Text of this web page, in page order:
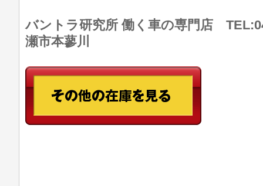
バントラ研究所 働く車の専門店
瀬市本蓼川